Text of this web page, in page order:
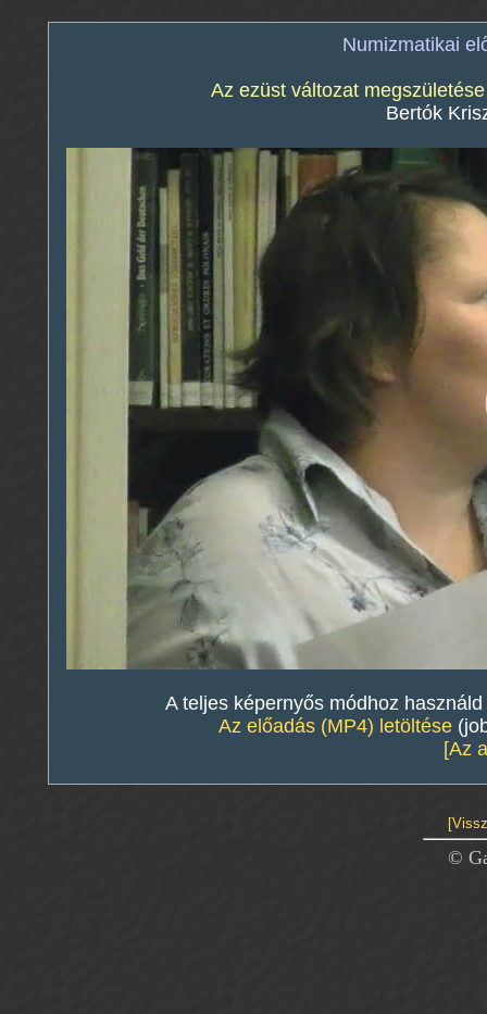
Numizmatikai
Az ezüst változat
Bertók
A teljes képernyős módhoz
Az előadás (MP4) letöltése
[Az
©